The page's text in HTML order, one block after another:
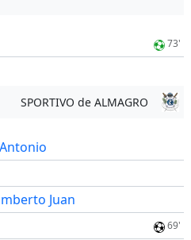
73'
SPORTIVO de ALMAGRO
Juan
69'